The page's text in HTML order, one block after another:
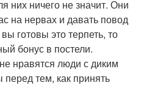
них ничего не значит. Они
на нервах и давать повод
готовы это терпеть, то
бонус в постели.
нравятся люди с диким
тем, как принять